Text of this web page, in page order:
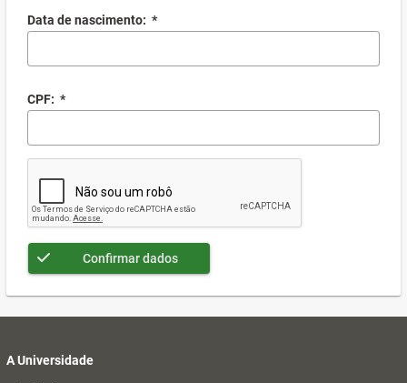
Data de nascimento: *
CPF: *
Confirmar dados
A Universidade